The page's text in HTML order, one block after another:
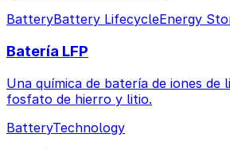
BatteryBattery LifecycleEnergy
Batería LFP
Una química de batería de iones de
fosfato de hierro y litio.
BatteryTechnology